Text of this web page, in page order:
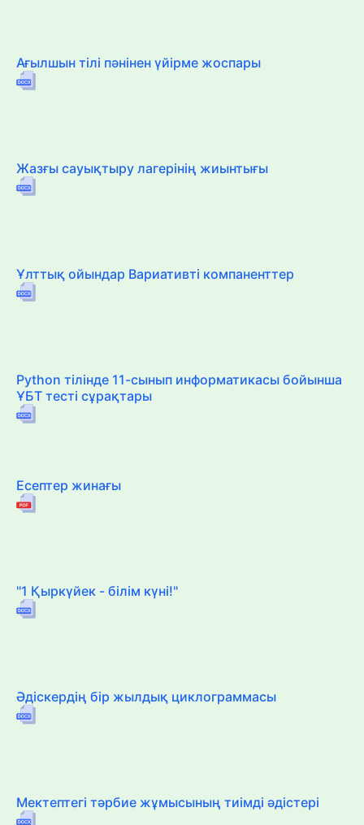
Ағылшын тілі пәнінен үйірме жоспары
Жазғы сауықтыру лагерінің жиынтығы
Ұлттық ойындар Вариативті компаненттер
Python тілінде 11-сынып информатикасы бойынша
ҰБТ тесті сұрақтары
Есептер жинағы
"1 Қыркүйек - білім күні!"
Әдіскердің бір жылдық циклограммасы
Мектептегі тәрбие жұмысының тиімді әдістері